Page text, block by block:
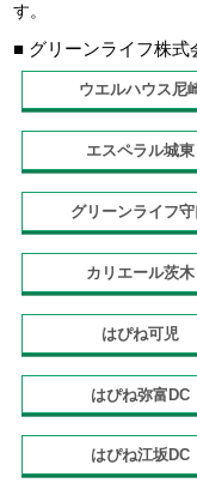
す。
■ グリーンライフ株式
ウエルハウス尼
エスペラル城東
グリーンライフ守
カリエール茨木
はぴね可児
はぴね弥富DC
はぴね江坂DC